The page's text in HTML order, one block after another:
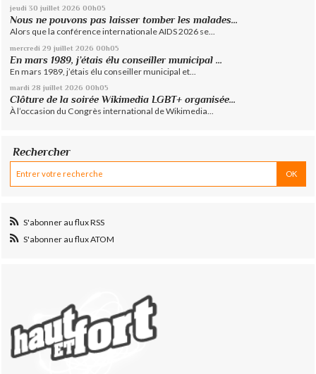
jeudi 30 juillet 2026 00h05
Nous ne pouvons pas laisser tomber les malades...
Alors que la conférence internationale AIDS 2026 se...
mercredi 29 juillet 2026 00h05
En mars 1989, j’étais élu conseiller municipal ...
En mars 1989, j’étais élu conseiller municipal et...
mardi 28 juillet 2026 00h05
Clôture de la soirée Wikimedia LGBT+ organisée...
À l’occasion du Congrès international de Wikimedia...
Rechercher
S'abonner au flux RSS
S'abonner au flux ATOM